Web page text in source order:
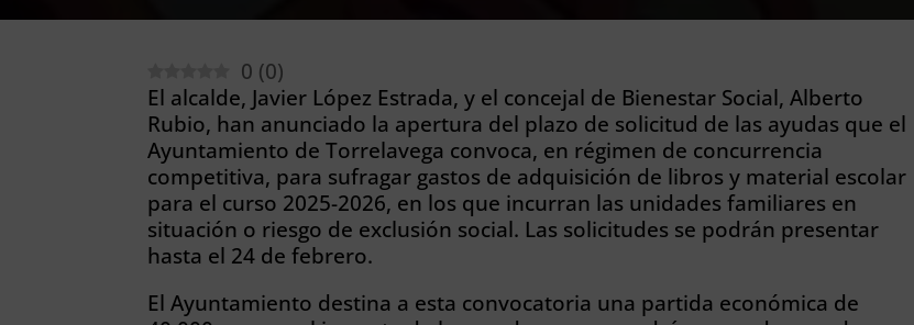
0 (0)
El alcalde, Javier López Estrada, y el concejal de Bienestar Social, Alberto
Rubio, han anunciado la apertura del plazo de solicitud de las ayudas que el
Ayuntamiento de Torrelavega convoca, en régimen de concurrencia
competitiva, para sufragar gastos de adquisición de libros y material escolar
para el curso 2025-2026, en los que incurran las unidades familiares en
situación o riesgo de exclusión social. Las solicitudes se podrán presentar
hasta el 24 de febrero.
El Ayuntamiento destina a esta convocatoria una partida económica de